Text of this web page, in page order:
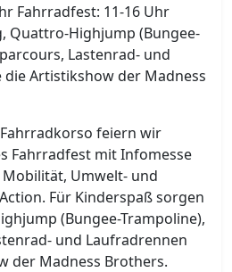
Fahrradfest: 11-16 Uhr
Quattro-Highjump (Bungee-
Lastenrad- und
Artistikshow der Madness
feiern wir
Fahrradfest mit Infomesse
Umwelt- und
Für Kinderspaß sorgen
(Bungee-Trampoline),
und Laufradrennen
der Madness Brothers.